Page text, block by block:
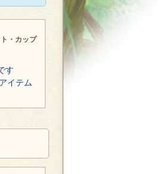
・カップ
す
イテム